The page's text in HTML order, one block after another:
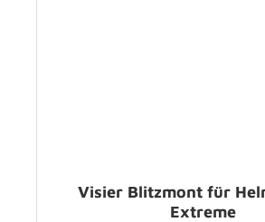
Visier Blitzmont für
Extreme